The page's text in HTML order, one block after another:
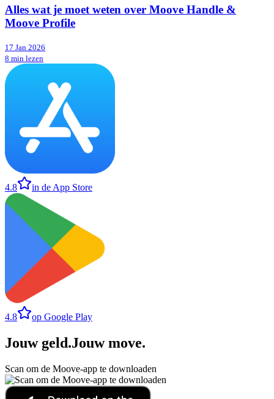
Alles wat je moet weten over Moove Handle &
Moove Profile
17 Jan 2026
8 min lezen
4.8 in de App Store
4.8 op Google Play
Jouw geld.Jouw move.
Scan om de Moove-app te downloaden